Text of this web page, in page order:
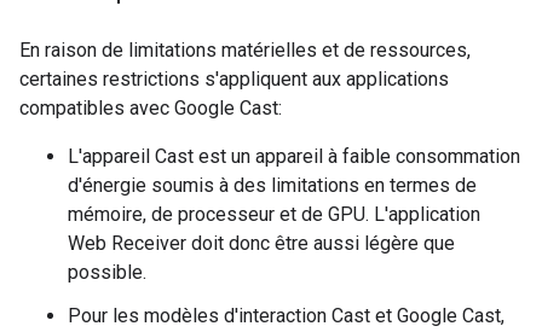
En raison de limitations matérielles et de ressources,
certaines restrictions s'appliquent aux applications
compatibles avec Google Cast:
L'appareil Cast est un appareil à faible consommation
d'énergie soumis à des limitations en termes de
mémoire, de processeur et de GPU. L'application
Web Receiver doit donc être aussi légère que
possible.
Pour les modèles d'interaction Cast et Google Cast,